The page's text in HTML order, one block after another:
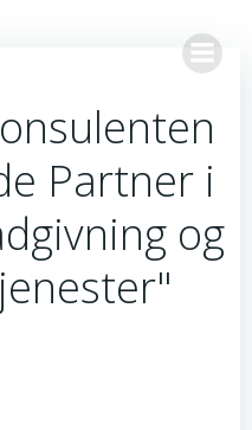
Partner i
og